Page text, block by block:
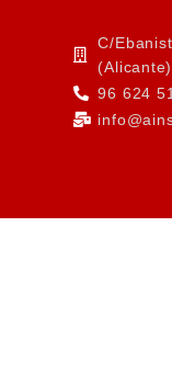
C/
(Alicante)
96 624